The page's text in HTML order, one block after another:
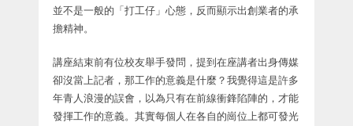
並不是一般的「打工仔」心態，反而顯示出創業者的承
擔精神。
講座結束前有位校友舉手發問，提到在座講者出身傳媒
卻沒當上記者，那工作的意義是什麼？我覺得這是許多
年青人浪漫的誤會，以為只有在前線衝鋒陷陣的，才能
發揮工作的意義。其實每個人在各自的崗位上都可發光